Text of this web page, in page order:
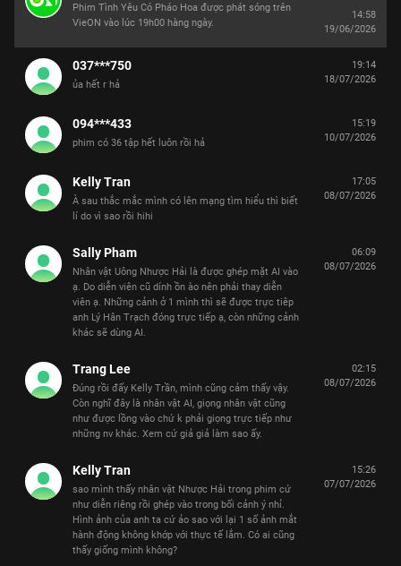
Phim Tình Yêu Có Pháo Hoa được phát sóng trên
VieON vào lúc 19h00 hàng ngày.
14:58
19/06/2026
037***750
ủa hết r hả
19:14
18/07/2026
094***433
phim có 36 tập hết luôn rồi hả
15:19
10/07/2026
Kelly Tran
À sau thắc mắc mình có lên mạng tìm hiểu thì biết
lí do vì sao rồi hihi
17:05
08/07/2026
Sally Pham
Nhân vật Uông Nhược Hải là được ghép mặt AI vào
ạ. Do diễn viên cũ dính ồn ào nên phải thay diễn
viên ạ. Những cảnh ở 1 mình thì sẽ được trực tiêp
anh Lý Hân Trạch đóng trực tiếp ạ, còn những cảnh
khác sẽ dùng AI.
06:09
08/07/2026
Trang Lee
Đúng rồi đấy Kelly Trần, mình cũng cảm thấy vậy.
Còn nghĩ đây là nhân vật AI, giọng nhân vật cũng
như được lồng vào chứ k phải giọng trực tiếp như
những nv khác. Xem cứ giả giả làm sao ấy.
02:15
08/07/2026
Kelly Tran
sao mình thấy nhân vật Nhược Hải trong phim cứ
như diễn riêng rồi ghép vào trong bối cảnh ý nhỉ.
Hình ảnh của anh ta cứ ảo sao với lại 1 số ảnh mắt
hành động không khớp với thực tế lắm. Có ai cũng
thấy giống mình không?
15:26
07/07/2026